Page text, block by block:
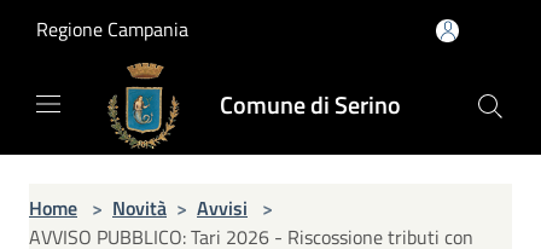
Regione Campania
Comune di Serino
Home > Novità > Avvisi >
AVVISO PUBBLICO: Tari 2026 - Riscossione tributi con